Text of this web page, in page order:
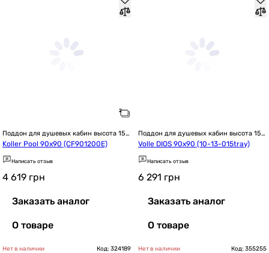
Поддон для душевых кабин высота 15
см / 150 мм
Koller Pool 90х90 (CF901200E)
Написать отзыв
4 619 грн
Заказать аналог
О товаре
Поддон для душевых кабин высота 15
см / 150 мм
Volle DIOS 90x90 (10-13-015tray)
Написать отзыв
6 291 грн
Заказать аналог
О товаре
Нет в наличии Код: 324189 Нет в наличии Код: 355255